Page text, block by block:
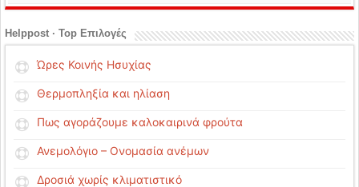
Helppost · Top Επιλογές
Ώρες Κοινής Ησυχίας
Θερμοπληξία και ηλίαση
Πως αγοράζουμε καλοκαιρινά φρούτα
Ανεμολόγιο – Ονομασία ανέμων
Δροσιά χωρίς κλιματιστικό